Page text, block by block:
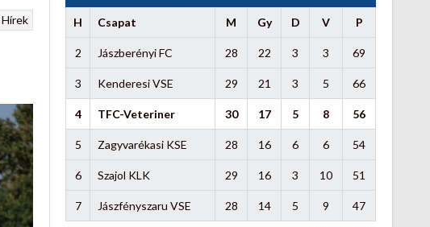
Hírek H Csapat M Gy D V P
2 Jászberényi FC 28 22 3 3 69
3 Kenderesi VSE 29 21 3 5 66
4 TFC-Veteriner 30 17 5 8 56
5 Zagyvarékasi KSE 28 16 6 6 54
6 Szajol KLK 29 16 3 10 51
7 Jászfényszaru VSE 28 14 5 9 47